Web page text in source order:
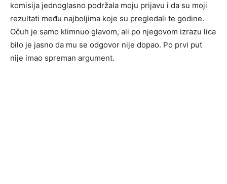
komisija jednoglasno podržala moju prijavu i da su moji
rezultati među najboljima koje su pregledali te godine.
Očuh je samo klimnuo glavom, ali po njegovom izrazu lica
bilo je jasno da mu se odgovor nije dopao. Po prvi put
nije imao spreman argument.